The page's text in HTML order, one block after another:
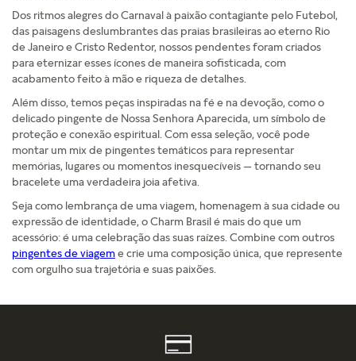
Dos ritmos alegres do Carnaval à paixão contagiante pelo Futebol,
das paisagens deslumbrantes das praias brasileiras ao eterno Rio
de Janeiro e Cristo Redentor, nossos pendentes foram criados
para eternizar esses ícones de maneira sofisticada, com
acabamento feito à mão e riqueza de detalhes.
Além disso, temos peças inspiradas na fé e na devoção, como o
delicado pingente de Nossa Senhora Aparecida, um símbolo de
proteção e conexão espiritual. Com essa seleção, você pode
montar um mix de pingentes temáticos para representar
memórias, lugares ou momentos inesquecíveis — tornando seu
bracelete uma verdadeira joia afetiva.
Seja como lembrança de uma viagem, homenagem à sua cidade ou
expressão de identidade, o Charm Brasil é mais do que um
acessório: é uma celebração das suas raízes. Combine com outros
pingentes de viageme crie uma composição única, que represente
com orgulho sua trajetória e suas paixões.